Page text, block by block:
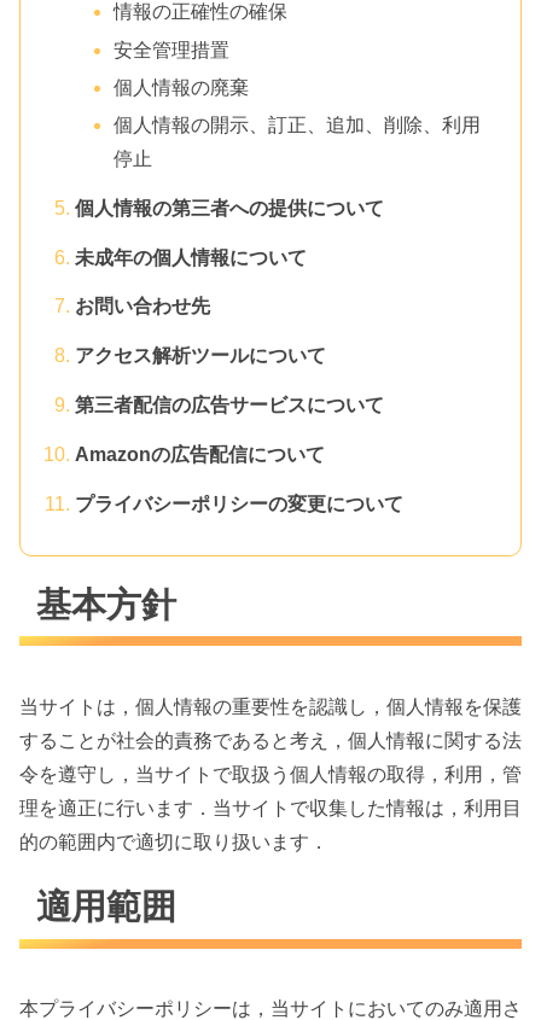
情報の正確性の確保
安全管理措置
個人情報の廃棄
個人情報の開示、訂正、追加、削除、利用
停止
個人情報の第三者への提供について
未成年の個人情報について
お問い合わせ先
アクセス解析ツールについて
第三者配信の広告サービスについて
Amazonの広告配信について
プライバシーポリシーの変更について
基本方針
当サイトは，個人情報の重要性を認識し，個人情報を保護
することが社会的責務であると考え，個人情報に関する法
令を遵守し，当サイトで取扱う個人情報の取得，利用，管
理を適正に行います．当サイトで収集した情報は，利用目
的の範囲内で適切に取り扱います．
適用範囲
本プライバシーポリシーは，当サイトにおいてのみ適用さ